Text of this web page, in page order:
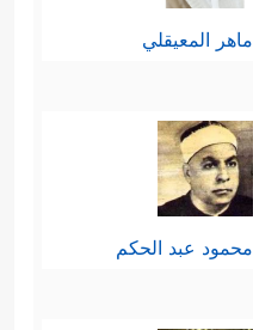
ماهر المعيقلي
محمود عبد الحكم